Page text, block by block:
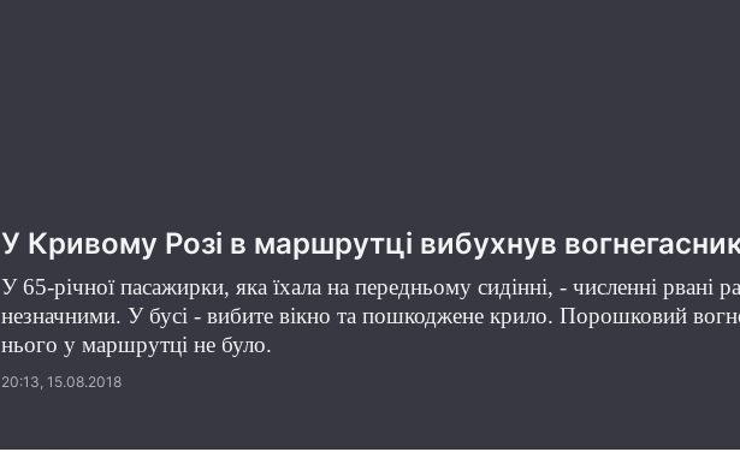
У Кривому Розі в маршрутці вибухнув
У 65-річної пасажирки, яка їхала на передньому сидінні, - численні рвані
незначними. У бусі - вибите вікно та пошкоджене крило. Порошковий
нього у маршрутці не було.
20:13, 15.08.2018